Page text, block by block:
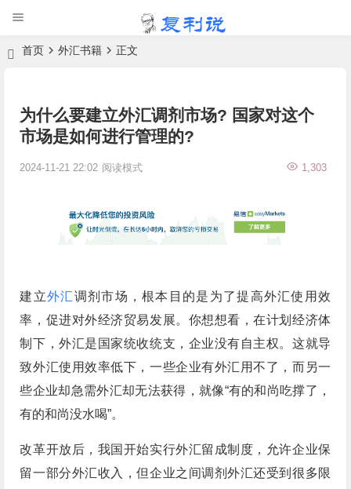
首页 外汇书籍 正文
为什么要建立外汇调剂市场? 国家对这个
市场是如何进行管理的?
2024-11-21 22:02 1,303
阅读模式
建立外汇调剂市场，根本目的是为了提高外汇使用效
率，促进对外经济贸易发展。你想想看，在计划经济体
制下，外汇是国家统收统支，企业没有自主权。这就导
致外汇使用效率低下，一些企业有外汇用不了，而另一
些企业却急需外汇却无法获得，就像“有的和尚吃撑了，
有的和尚没水喝”。
改革开放后，我国开始实行外汇留成制度，允许企业保
留一部分外汇收入，但企业之间调剂外汇还受到很多限